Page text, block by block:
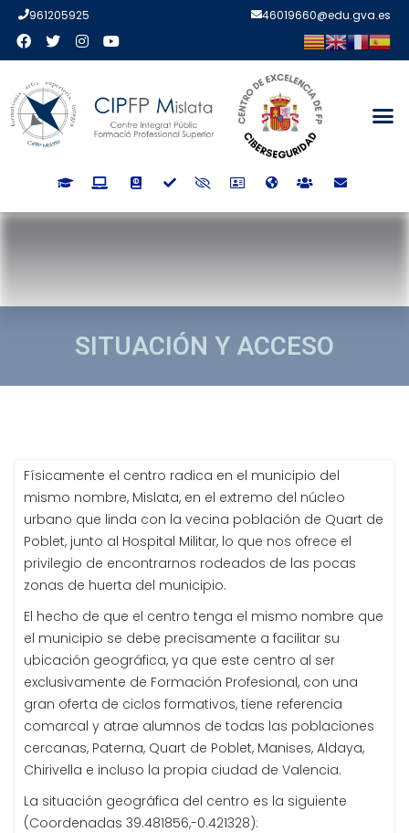
961205925 46019660@edu.gva.es
SITUACIÓN Y ACCESO
Físicamente el centro radica en el municipio del
mismo nombre, Mislata, en el extremo del núcleo
urbano que linda con la vecina población de Quart de
Poblet, junto al Hospital Militar, lo que nos ofrece el
privilegio de encontrarnos rodeados de las pocas
zonas de huerta del municipio.
El hecho de que el centro tenga el mismo nombre que
el municipio se debe precisamente a facilitar su
ubicación geográfica, ya que este centro al ser
exclusivamente de Formación Profesional, con una
gran oferta de ciclos formativos, tiene referencia
comarcal y atrae alumnos de todas las poblaciones
cercanas, Paterna, Quart de Poblet, Manises, Aldaya,
Chirivella e incluso la propia ciudad de Valencia.
La situación geográfica del centro es la siguiente
(Coordenadas 39.481856,-0.421328):